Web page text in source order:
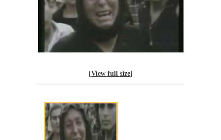
[View full size]